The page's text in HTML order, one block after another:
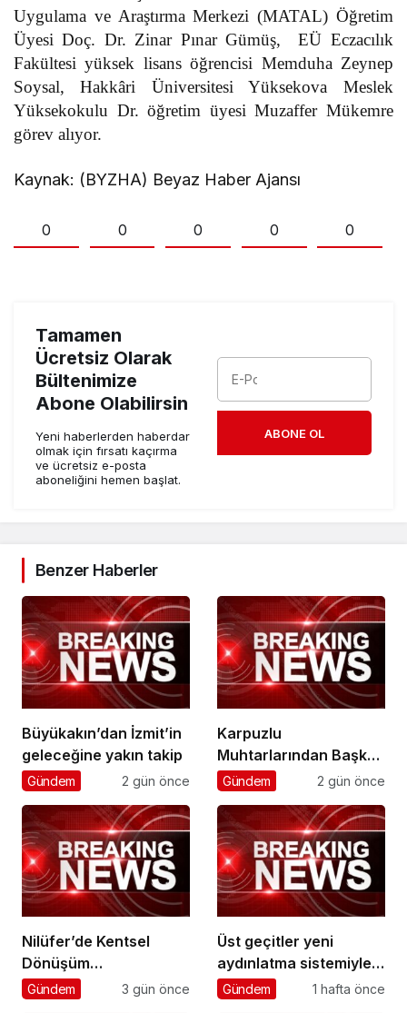
Uygulama ve Araştırma Merkezi (MATAL) Öğretim
Üyesi Doç. Dr. Zinar Pınar Gümüş, EÜ Eczacılık
Fakültesi yüksek lisans öğrencisi Memduha Zeynep
Soysal, Hakkâri Üniversitesi Yüksekova Meslek
Yüksekokulu Dr. öğretim üyesi Muzaffer Mükemre
görev alıyor.
Kaynak: (BYZHA) Beyaz Haber Ajansı
0 0 0 0 0
Tamamen
Ücretsiz Olarak
Bültenimize
Abone Olabilirsin
Yeni haberlerden haberdar
olmak için fırsatı kaçırma
ve ücretsiz e-posta
aboneliğini hemen başlat.
ABONE OL
Benzer Haberler
Büyükakın’dan İzmit’in
geleceğine yakın takip
Gündem 2 gün önce
Karpuzlu
Muhtarlarından Başkan
Çerçioğlu’na Hizmet
Gündem 2 gün önce
Nilüfer’de Kentsel
Dönüşüm
Koordinasyon
Gündem 3 gün önce
Üst geçitler yeni
aydınlatma sistemiyle
daha güvenli
Gündem 1 hafta önce